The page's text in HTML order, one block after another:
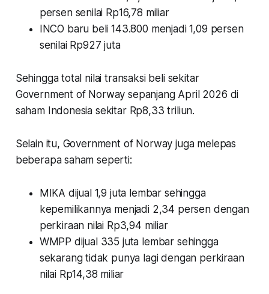
persen senilai Rp16,78 miliar
INCO baru beli 143.800 menjadi 1,09 persen
senilai Rp927 juta
Sehingga total nilai transaksi beli sekitar
Government of Norway sepanjang April 2026 di
saham Indonesia sekitar Rp8,33 triliun.
Selain itu, Government of Norway juga melepas
beberapa saham seperti:
MIKA dijual 1,9 juta lembar sehingga
kepemilikannya menjadi 2,34 persen dengan
perkiraan nilai Rp3,94 miliar
WMPP dijual 335 juta lembar sehingga
sekarang tidak punya lagi dengan perkiraan
nilai Rp14,38 miliar